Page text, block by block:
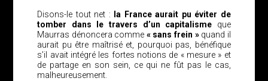
Disons-le tout net :
la France aurait pu éviter de
tomber dans le travers d’un capitalisme que
Maurras dénoncera comme « sans frein »quand il
aurait pu être maîtrisé et, pourquoi pas, bénéfique
s’il avait intégré les fortes notions de « mesure » et
de partage en son sein, ce qui ne fût pas le cas,
malheureusement.